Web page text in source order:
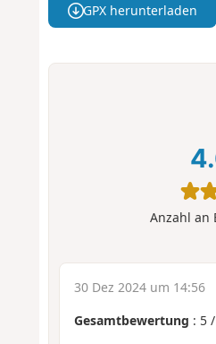
GPX herunterladen
Anzahl an
30 Dez 2024 um 14:56
Gesamtbewertung : 5/